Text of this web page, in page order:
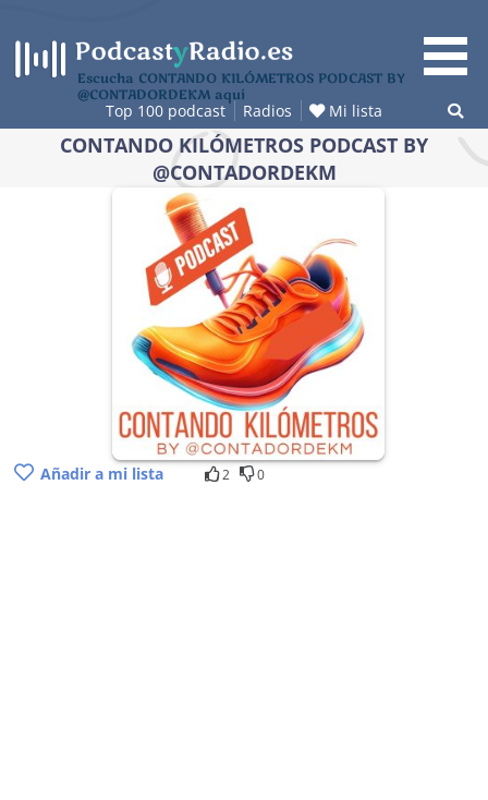
contenido
Escucha CONTANDO KILÓMETROS PODCAST BY
@CONTADORDEKM aquí
Top 100 podcast Radios Mi lista
CONTANDO KILÓMETROS PODCAST BY
@CONTADORDEKM
Añadir a mi lista 2 0